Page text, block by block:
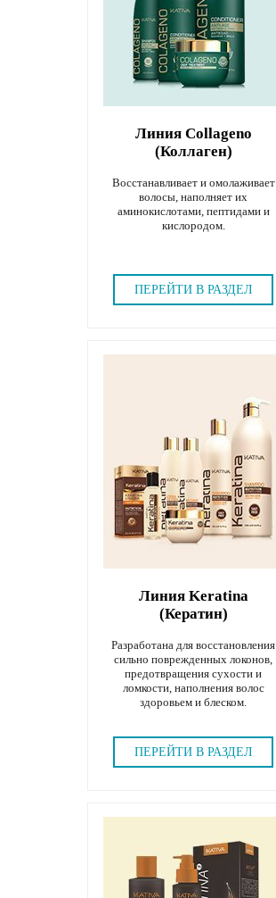
Линия Collageno
(Коллаген)
Восстанавливает и омолаживает
волосы, наполняет их
аминокислотами, пептидами и
кислородом.
ПЕРЕЙТИ В РАЗДЕЛ
Линия Keratina
(Кератин)
Разработана для восстановления
сильно поврежденных локонов,
предотвращения сухости и
ломкости, наполнения волос
здоровьем и блеском.
ПЕРЕЙТИ В РАЗДЕЛ